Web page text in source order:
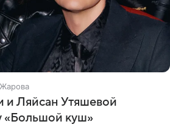
и Ляйсан Утяшевой
«Большой куш»